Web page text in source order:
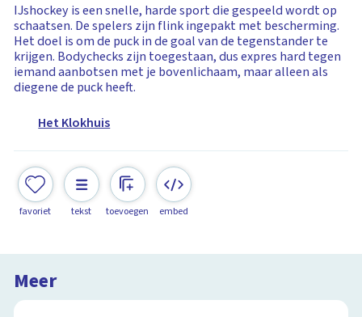
IJshockey is een snelle, harde sport die gespeeld wordt op
schaatsen. De spelers zijn flink ingepakt met bescherming.
Het doel is om de puck in de goal van de tegenstander te
krijgen. Bodychecks zijn toegestaan, dus expres hard tegen
iemand aanbotsen met je bovenlichaam, maar alleen als
diegene de puck heeft.
Het Klokhuis
favoriet tekst toevoegen embed
Meer